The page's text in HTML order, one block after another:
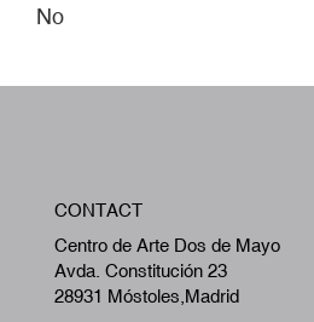
No
CONTACT
Centro de Arte Dos de Mayo
Avda. Constitución 23
28931 Móstoles,Madrid